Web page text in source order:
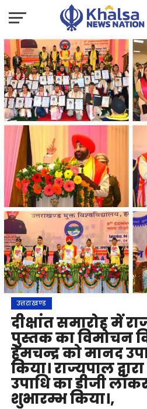
उत्तराखण्ड
दीक्षांत समारोह में
पुस्तक का विमोचन
हेमचन्द्र को मानद
किया। राज्यपाल
उपाधि का डीजी
शुभारम्भ किया।,